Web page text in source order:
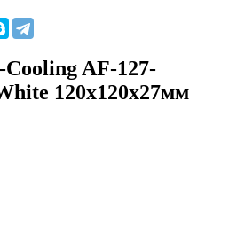
AF-127-
120x120x27мм